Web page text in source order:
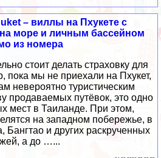
– виллы на Пхукете с
море и личным бассейном
из номера
стоит делать страховку для
пока мы не приехали на Пхукет,
невероятно туристическим
продаваемых путёвок, это одно
мест в Таиланде. При этом,
на западном побережье, в
Бангтао и других раскрученных
а до …...